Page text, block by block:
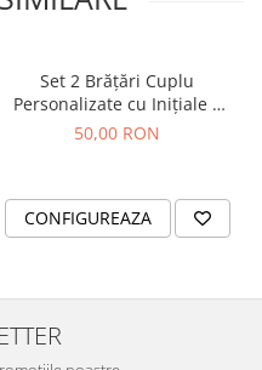
Set 2 Brățări Cuplu
Personalizate cu Inițiale –
Inox Aur Waterproof
50,00 RON
CONFIGUREAZA